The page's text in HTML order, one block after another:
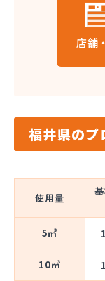
店舗
福井県のプ
使用量
5㎥
10㎥